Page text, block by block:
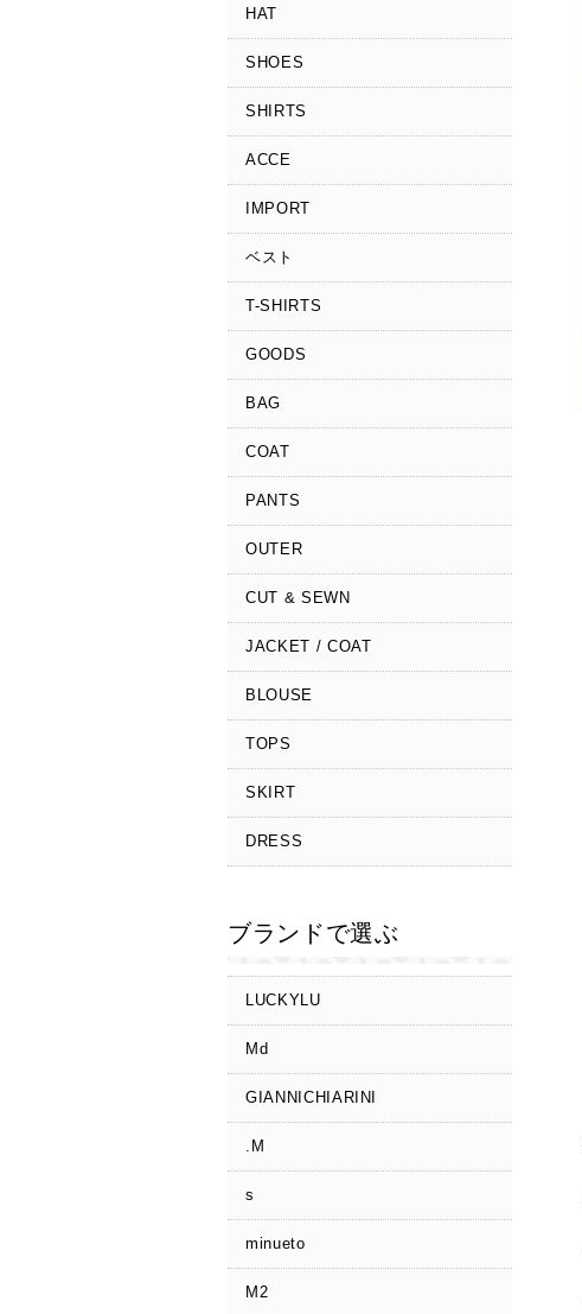
HAT
SHOES
SHIRTS
ACCE
IMPORT
ベスト
T-SHIRTS
GOODS
BAG
COAT
PANTS
OUTER
CUT & SEWN
JACKET / COAT
BLOUSE
TOPS
SKIRT
DRESS
ブランドで選ぶ
LUCKYLU
Md
GIANNICHIARINI
.M
s
minueto
M2